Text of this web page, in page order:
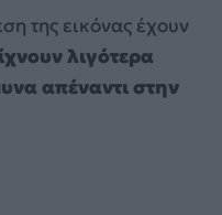
της εικόνας έχουν
λιγότερα
απέναντι στην